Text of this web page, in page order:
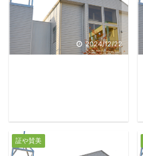
2024/12/22
証や賛美